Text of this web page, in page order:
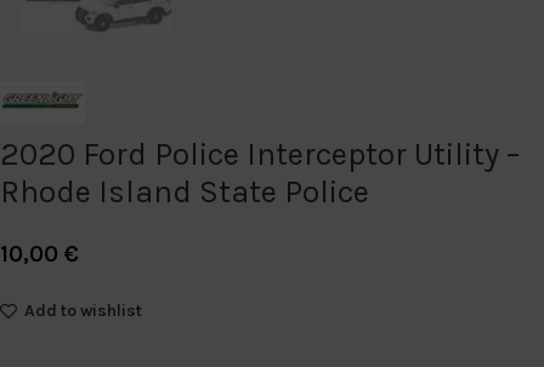
2020 Ford Police Interceptor Utility –
Rhode Island State Police
10,00 €
Add to wishlist